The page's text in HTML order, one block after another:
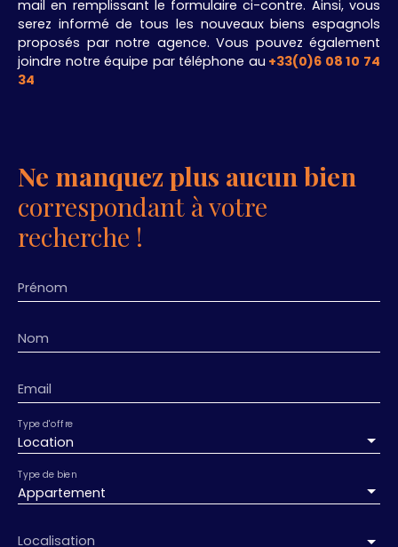
mail en remplissant le formulaire ci-contre. Ainsi, vous
serez informé de tous les nouveaux biens espagnols
proposés par notre agence. Vous pouvez également
joindre notre équipe par téléphone au +33(0)6 08 10 74
34
Ne manquez plus aucun bien
correspondant à votre
recherche !
Prénom
Nom
Email
Location
Type d'offre
Appartement
Type de bien
Localisation